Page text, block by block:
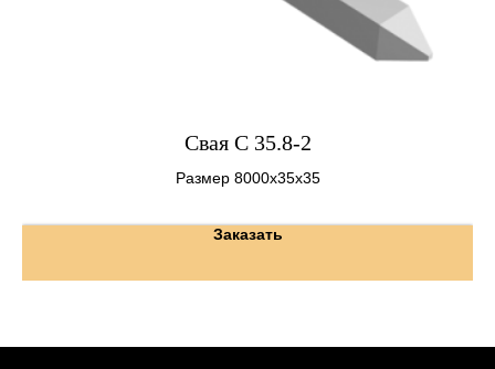
Свая С 35.8-2
Размер 8000х35х35
Заказать